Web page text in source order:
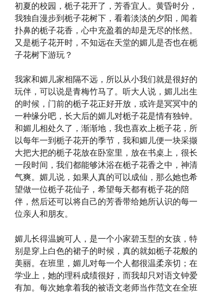
初夏的校园，栀子花开了，芳香宜人。黄昏时分，
我独自漫步到栀子花树下，看着淡淡的夕阳，闻着
扑鼻的栀子花香，心中充盈着的却是无尽的怅然。
又是栀子花开时，不知远在天堂的媚儿是否也在栀
子花树下游玩？
我家和媚儿家相隔不远，所以从小我们就是很好的
玩伴，可以说是青梅竹马了。听大人说，媚儿出生
的时候，门前的栀子花正好开放，或许是冥冥中的
一种缘分吧，长大后的媚儿对栀子花是情有独钟。
和媚儿相处久了，渐渐地，我也喜欢上栀子花，所
以每年一到栀子花开的季节，我和媚儿便一块采撷
大把大把的栀子花放在卧室里，放在书桌上，很长
一段时间，我们都能够沐浴在栀子花香之中，神清
气爽。媚儿说，如果人真的可以成仙，那么她也希
望做一位栀子花仙子，希望每天都有栀子花的陪
伴，然后还可以将自己的芳香带给她所认识的每一
位亲人和朋友。
媚儿长得温婉可人，是一个小家碧玉型的女孩，特
别是穿上白色的裙子的时候，真的就如栀子花般的
美丽。在班里，媚儿对每一个人都很温柔亲切；在
学业上，她的理科成绩很好，而我却只对语文钟爱
有加。每次她拿着我的被语文老师当作范文在全班